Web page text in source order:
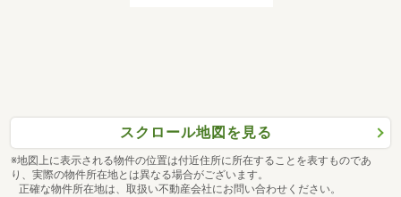
スクロール地図を見る
※地図上に表示される物件の位置は付近住所に所在することを表すものであ
り、実際の物件所在地とは異なる場合がございます。
正確な物件所在地は、取扱い不動産会社にお問い合わせください。